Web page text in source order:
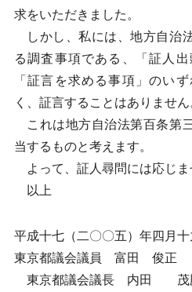
求をいただきました。
しかし、私には、地方自治
る調査事項である、「証人
「証言を求める事項」のい
く、証言することはありません
これは地方自治法第百条第
当するものと考えます。
よって、証人尋問には応じま
以上
平成十七（二〇〇五）年四月十
東京都議会議員 富田 俊正
東京都議会議長 内田 茂